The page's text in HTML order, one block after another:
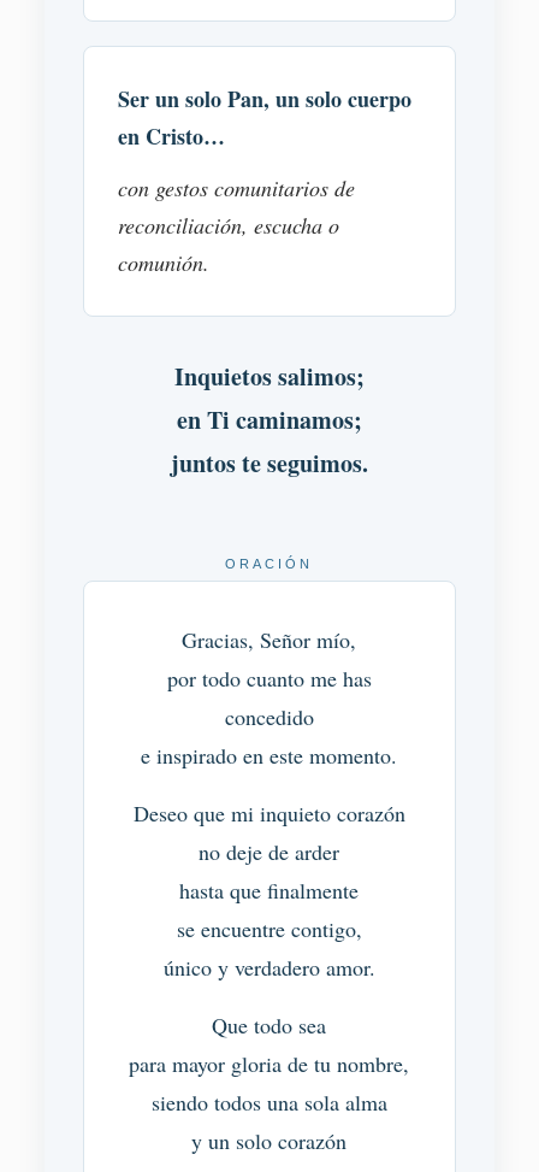
Ser un solo Pan, un solo cuerpo
en Cristo…
con gestos comunitarios de
reconciliación, escucha o
comunión.
Inquietos salimos;
en Ti caminamos;
juntos te seguimos.
ORACIÓN
Gracias, Señor mío,
por todo cuanto me has
concedido
e inspirado en este momento.
Deseo que mi inquieto corazón
no deje de arder
hasta que finalmente
se encuentre contigo,
único y verdadero amor.
Que todo sea
para mayor gloria de tu nombre,
siendo todos una sola alma
y un solo corazón